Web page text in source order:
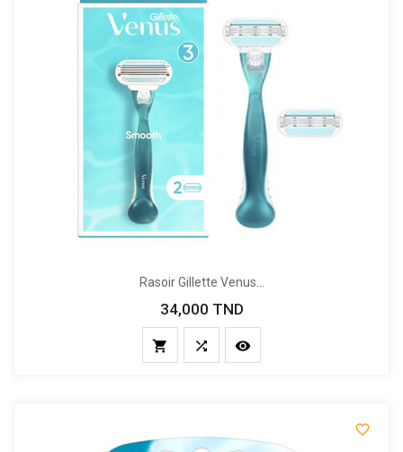
Rasoir Gillette Venus...
Prix
34,000 TND
  
